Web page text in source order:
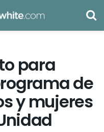
para
de
y mujeres